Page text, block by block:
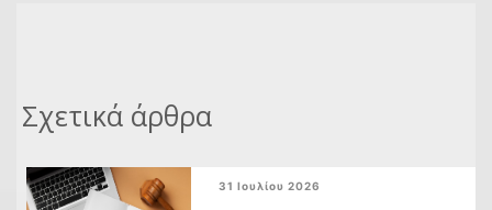
Σχετικά άρθρα
31 Ιουλίου 2026